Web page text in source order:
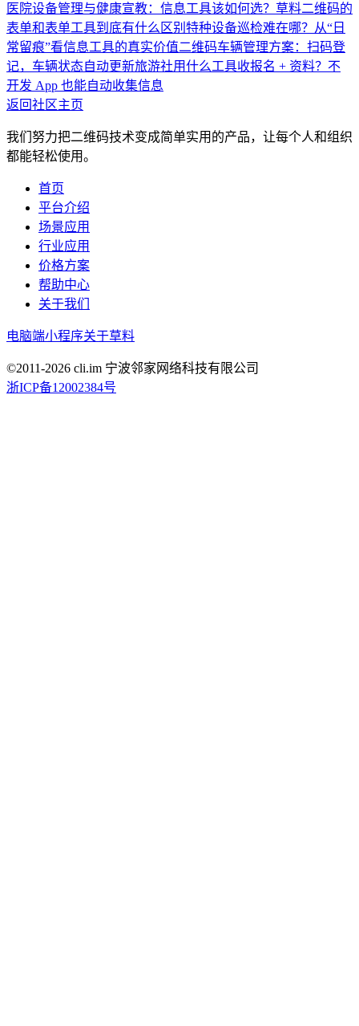
医院设备管理与健康宣教：信息工具该如何选？ 草料二维码的
表单和表单工具到底有什么区别 特种设备巡检难在哪？从“日
常留痕”看信息工具的真实价值二维码车辆管理方案：扫码登
记，车辆状态自动更新旅游社用什么工具收报名 + 资料？不
开发 App 也能自动收集信息
返回社区主页
我们努力把二维码技术变成简单实用的产品，让每个人和组织
都能轻松使用。
首页
平台介绍
场景应用
行业应用
价格方案
帮助中心
关于我们
电脑端小程序关于草料
©2011-2026 cli.im 宁波邻家网络科技有限公司
浙ICP备12002384号